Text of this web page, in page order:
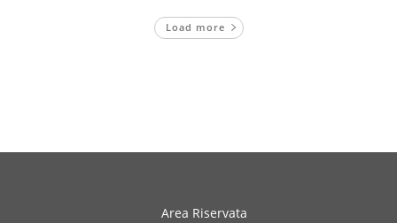
Load more
Area Riservata